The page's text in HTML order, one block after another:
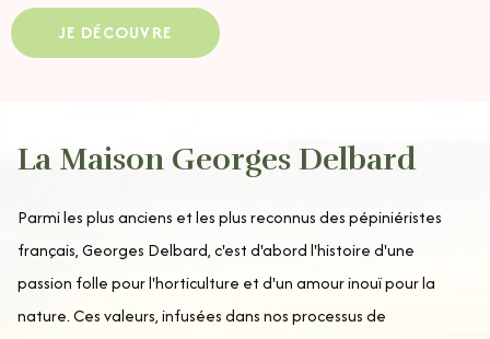
JE DÉCOUVRE
La Maison Georges Delbard
Parmi les plus anciens et les plus reconnus des pépiniéristes
français, Georges Delbard, c'est d'abord l'histoire d'une
passion folle pour l'horticulture et d'un amour inouï pour la
nature. Ces valeurs, infusées dans nos processus de